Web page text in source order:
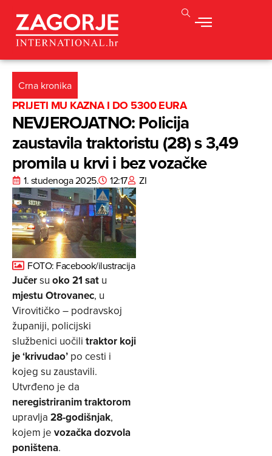
Crna kronika
PRIJETI MU KAZNA I DO 5300 EURA
NEVJEROJATNO: Policija
zaustavila traktoristu (28) s 3,49
promila u krvi i bez vozačke
1. studenoga 2025. 12:17 ZI
FOTO: Facebook/ilustracija
Jučersu oko 21 sat u
mjestu Otrovanec, u
Virovitičko – podravskoj
županiji, policijski
službenici uočili traktor koji
je ‘krivudao’ po cesti i
kojeg su zaustavili.
Utvrđeno je da
neregistriranim traktorom
upravlja 28-godišnjak,
kojem je vozačka dozvola
poništena.